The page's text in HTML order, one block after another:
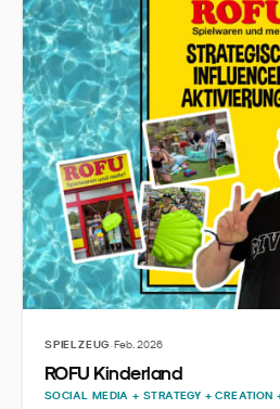
SPIELZEUG·Feb. 2026
ROFU Kinderland
SOCIAL MEDIA + STRATEGY + CREATION